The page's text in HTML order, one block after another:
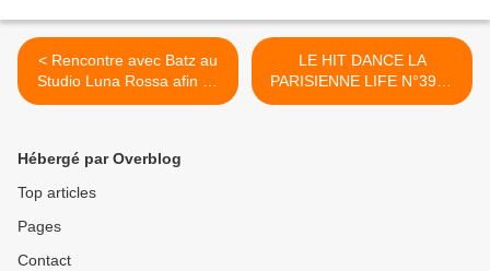
< Rencontre avec Batz au
Studio Luna Rossa afin de
vous présenter plus en
LE HIT DANCE LA
PARISIENNE LIFE N°398 -
27 OCTOBRE 2023 >
Hébergé par Overblog
Top articles
Pages
Contact